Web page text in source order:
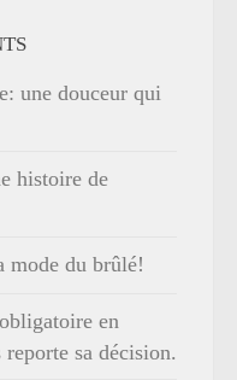
une douceur qui
histoire de
mode du brûlé!
en
sa décision.